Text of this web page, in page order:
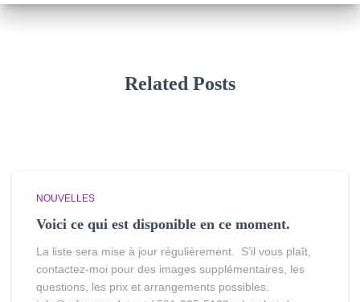
v
Related Posts
NOUVELLES
Voici ce qui est disponible en ce moment.
La liste sera mise à jour régulièrement. S’il vous plaît,
contactez-moi pour des images supplémentaires, les
questions, les prix et arrangements possibles.